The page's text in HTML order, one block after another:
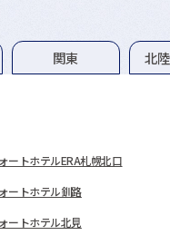
関東 北
ートホテルERA札幌北口
ートホテル釧路
ートホテル北見